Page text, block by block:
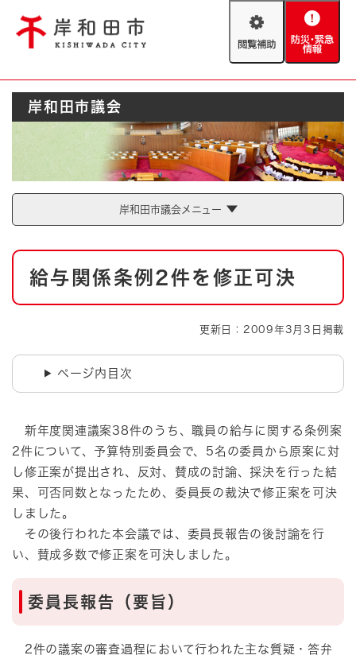
閲
助
防
緊
情
報
Foreign language
やさしい日本語
とじる
防災・緊急情報
ハザードマップ AED設置箇所
とじる
岸和田市議会
岸和田市議会メニュー
本
給与関係条例2件を修正可決
更新日：2009年3月3日掲載
ページ内目次
新年度関連議案38件のうち、職員の給与に関する条例案
2件について、予算特別委員会で、5名の委員から原案に対
し修正案が提出され、反対、賛成の討論、採決を行った結
果、可否同数となったため、委員長の裁決で修正案を可決
しました。
その後行われた本会議では、委員長報告の後討論を行
い、賛成多数で修正案を可決しました。
委員長報告（要旨）
2件の議案の審査過程において行われた主な質疑・答弁